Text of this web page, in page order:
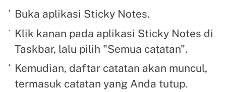
Buka aplikasi Sticky Notes.
Klik kanan pada aplikasi Sticky Notes di
Taskbar, lalu pilih "Semua catatan".
Kemudian, daftar catatan akan muncul,
termasuk catatan yang Anda tutup.